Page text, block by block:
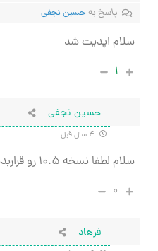
پاسخ به حسین نجفی
سلام اپدیت شد
۱
حسین نجفی
سلام لطفا نسخه ۱۰.۵ رو قراربدید ممنون
۰
فرهاد